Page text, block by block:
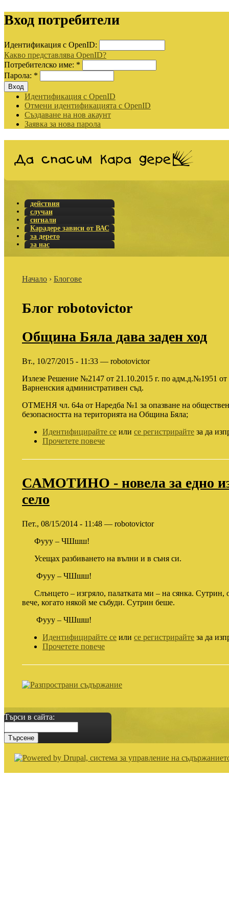
Вход потребители
Идентификация с OpenID:
Какво представлява OpenID?
Потребителско име: *
Парола: *
Идентификация с OpenID
Отмени идентификацията с OpenID
Създаване на нов акаунт
Заявка за нова парола
действия
случаи
сигнали
Карадере зависи от ВАС
за дерето
за нас
Начало › Блогове
Блог robotovictor
Община Бяла дава заден ход
Вт., 10/27/2015 - 11:33 — robotovictor
Излезе Решение №2147 от 21.10.2015 г. по адм.д.№1951
Варненския административен съд.
ОТМЕНЯ чл. 64а от Наредба №1 за опазване на
безопасността на територията на Община Бяла;
Идентифицирайте се или се регистрирайте за да
Прочетете повече
САМОТИНО - новела за едно
село
Пет., 08/15/2014 - 11:48 — robotovictor
Фууу – ЧШшш!
Усещах разбиването на вълни и в съня си.
Фууу – ЧШшш!
Слънцето – изгряло, палатката ми – на сянка. Сутрин,
вече, когато някой ме събуди. Сутрин беше.
Фууу – ЧШшш!
Идентифицирайте се или се регистрирайте за да
Прочетете повече
Търси в сайта: